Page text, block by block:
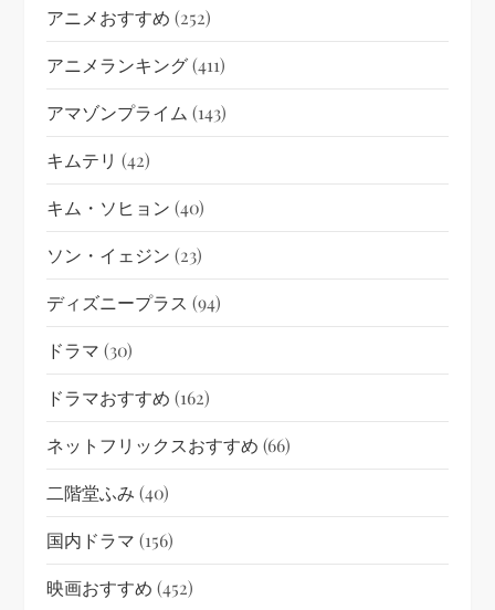
アニメおすすめ (252)
アニメランキング(411)
アマゾンプライム (143)
キムテリ (42)
キム・ソヒョン (40)
ソン・イェジン (23)
ディズニープラス (94)
ドラマ (30)
ドラマおすすめ (162)
ネットフリックスおすすめ (66)
二階堂ふみ (40)
国内ドラマ (156)
映画おすすめ (452)